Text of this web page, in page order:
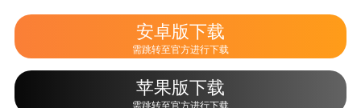
安卓版下载
需跳转至官方进行下载
苹果版下载
需跳转至官方进行下载